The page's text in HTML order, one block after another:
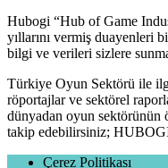
Hubogi “Hub of Game
yıllarını vermiş duayenleri
bilgi ve verileri sizlere
Türkiye Oyun Sektörü ile
röportajlar ve sektörel
dünyadan oyun sektörünün
takip edebilirsiniz;
Çerez Politikası